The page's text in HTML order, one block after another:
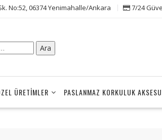
No:52, 06374 Yenimahalle/Ankara 7/24
Ara
ÜRETIMLER PASLANMAZ KORKULUK